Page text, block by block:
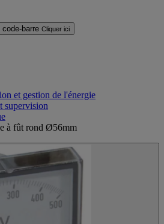
barre Cliquer ici
et gestion de l'énergie
supervision
à fût rond Ø56mm